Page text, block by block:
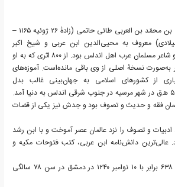
محیی‌الدین محمّد بن علی بن محمّد بن العربی طائی حاتمی (زادهٔ ۲۶ ژوئیه ۱۱۶۵ –
۱۶ نوامبر ۱۲۴۰ میلادی) معروف به محیی‌الدین ابن عربی و شیخ اکبر
پژوهشگر، فیلسوف، عارف و شاعر مسلمان عرب اهل اندلس بود. از ۸۰۰ اثری که به او
داده می‌شود، ۱۰۰ اثر به‌صورت نسخهٔ اصلی از وی باقی مانده‌است. آموزه‌های
از کشورهای اسلامی به جهان‌بینی غالب بدل
شد. محیی‌الدین در سال ۵۶۰ ه‍.ق در شهر مرسیه در جنوب شرقی اندلس به دنیا آمد.
فقه و حدیث و تصوف بود و جدش نیز یکی از قضات
و تصوف را نزد عالمان عصر آموخت و با ابن رشد
عالی‌ترین دانش‌نامه ابن عربی، کتب فتوحات مکیه و
ابن عربی در ۲۲ ربیع‌الثانی ۶۳۸ برابر با ۱۰ نوامبر ۱۲۴۰ در دمشق در سن ۷۸ سالگی